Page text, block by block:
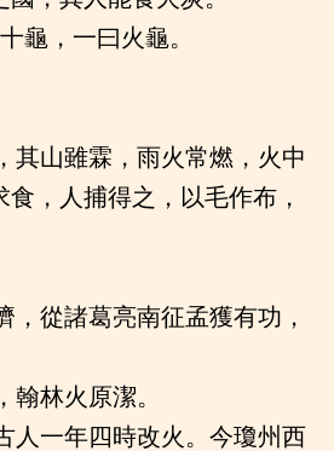
十龜，一曰火龜。
其山雖霖，雨火常燃，火中
，人捕得之，以毛作布，
，從諸葛亮南征孟獲有功，
翰林火原潔。
人一年四時改火。今瓊州西